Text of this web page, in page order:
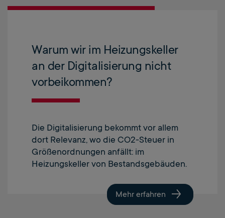
Warum wir im Heizungskeller
an der Digitalisierung nicht
vorbeikommen?
Die Digitalisierung bekommt vor allem
dort Relevanz, wo die CO2-Steuer in
Größenordnungen anfällt: im
Heizungskeller von Bestandsgebäuden.
Mehr erfahren